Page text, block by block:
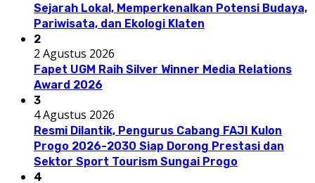
Sejarah Lokal, Memperkenalkan Potensi Budaya,
Pariwisata, dan Ekologi Klaten
2
2 Agustus 2026
Fapet UGM Raih Silver Winner Media Relations
Award 2026
3
4 Agustus 2026
Resmi Dilantik, Pengurus Cabang FAJI Kulon
Progo 2026-2030 Siap Dorong Prestasi dan
Sektor Sport Tourism Sungai Progo
4